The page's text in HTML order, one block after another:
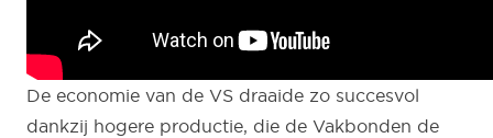
De economie van de VS draaide zo succesvol
dankzij hogere productie, die de Vakbonden de